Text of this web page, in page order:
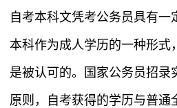
自考本科文凭考公务员具有一
本科作为成人学历的一种形式
是被认可的。国家公务员招录
原则，自考获得的学历与普通